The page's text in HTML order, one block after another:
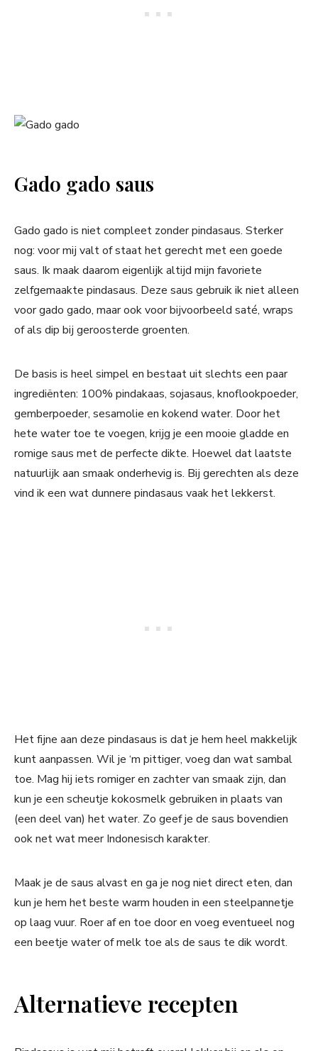
Gado gado saus
Gado gado is niet compleet zonder pindasaus. Sterker
nog: voor mij valt of staat het gerecht met een goede
saus. Ik maak daarom eigenlijk altijd mijn favoriete
zelfgemaakte pindasaus. Deze saus gebruik ik niet alleen
voor gado gado, maar ook voor bijvoorbeeld saté, wraps
of als dip bij geroosterde groenten.
De basis is heel simpel en bestaat uit slechts een paar
ingrediënten: 100% pindakaas, sojasaus, knoflookpoeder,
gemberpoeder, sesamolie en kokend water. Door het
hete water toe te voegen, krijg je een mooie gladde en
romige saus met de perfecte dikte. Hoewel dat laatste
natuurlijk aan smaak onderhevig is. Bij gerechten als deze
vind ik een wat dunnere pindasaus vaak het lekkerst.
Het fijne aan deze pindasaus is dat je hem heel makkelijk
kunt aanpassen. Wil je ‘m pittiger, voeg dan wat sambal
toe. Mag hij iets romiger en zachter van smaak zijn, dan
kun je een scheutje kokosmelk gebruiken in plaats van
(een deel van) het water. Zo geef je de saus bovendien
ook net wat meer Indonesisch karakter.
Maak je de saus alvast en ga je nog niet direct eten, dan
kun je hem het beste warm houden in een steelpannetje
op laag vuur. Roer af en toe door en voeg eventueel nog
een beetje water of melk toe als de saus te dik wordt.
Alternatieve recepten